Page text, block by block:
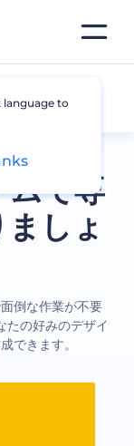
ムで専
しょ
倒な作業が不要
たの好みのデザイ
できます。
language to